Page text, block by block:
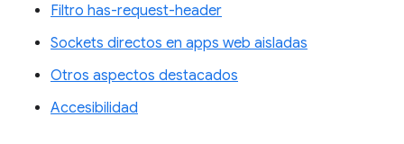
Filtro has-request-header
Sockets directos en apps web aisladas
Otros aspectos destacados
Accesibilidad